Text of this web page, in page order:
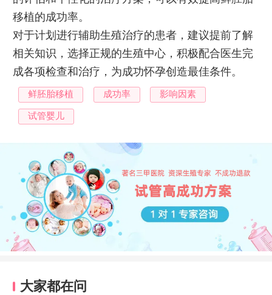
移植的成功率。
对于计划进行辅助生殖治疗的患者，建议提前了解
相关知识，选择正规的生殖中心，积极配合医生完
成各项检查和治疗，为成功怀孕创造最佳条件。
鲜胚胎移植 成功率 影响因素
试管婴儿
大家都在问